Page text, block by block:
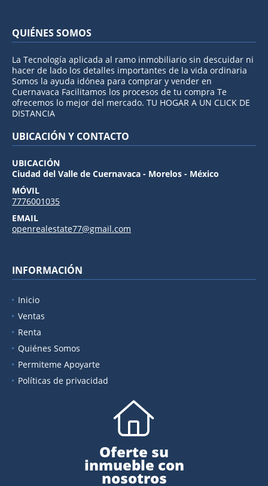
QUIÉNES SOMOS
La Tecnología aplicada al ramo inmobiliario sin descuidar ni
hacer de lado los detalles importantes de la vida ordinaria
Somos la ayuda idónea para comprar y vender en
Cuernavaca Facilitamos los procesos de tu compra Te
ofrecemos lo mejor del mercado. TU HOGAR A UN CLICK DE
DISTANCIA
UBICACIÓN Y CONTACTO
UBICACIÓN
Ciudad del Valle de Cuernavaca - Morelos - México
MÓVIL
7776001035
EMAIL
openrealestate77@gmail.com
INFORMACIÓN
Inicio
Ventas
Renta
Quiénes Somos
Permiteme Apoyarte
Políticas de privacidad
Oferte su
inmueble con
nosotros